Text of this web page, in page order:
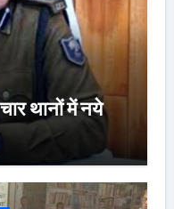
थानों में नये